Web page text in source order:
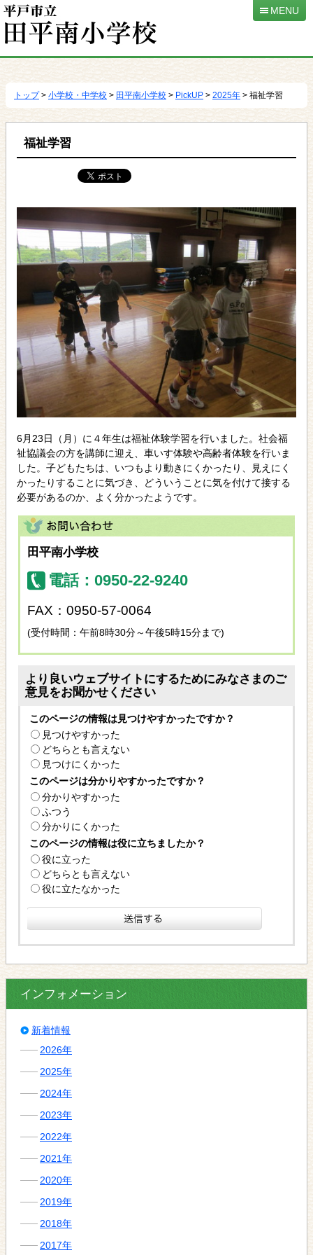
移
MENU
トップ> 小学校・中学校 > 田平南小学校 > PickUP > 2025年 > 福祉学習
福祉学習
6月23日（月）に４年生は福祉体験学習を行いました。社会福
祉協議会の方を講師に迎え、車いす体験や高齢者体験を行いま
した。子どもたちは、いつもより動きにくかったり、見えにく
かったりすることに気づき、どういうことに気を付けて接する
必要があるのか、よく分かったようです。
田平南小学校
電話：0950-22-9240
FAX：0950-57-0064
(受付時間：午前8時30分～午後5時15分まで)
より良いウェブサイトにするためにみなさまのご
意見をお聞かせください
このページの情報は見つけやすかったですか？
見つけやすかった
どちらとも言えない
見つけにくかった
このページは分かりやすかったですか？
分かりやすかった
ふつう
分かりにくかった
このページの情報は役に立ちましたか？
役に立った
どちらとも言えない
役に立たなかった
インフォメーション
新着情報
2026年
2025年
2024年
2023年
2022年
2021年
2020年
2019年
2018年
2017年